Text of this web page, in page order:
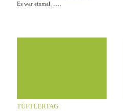
Individuelle Förderung
Es war einmal……
TÜFTLERTAG